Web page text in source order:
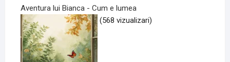
Aventura lui Bianca - Cum e lumea
(568 vizualizari)